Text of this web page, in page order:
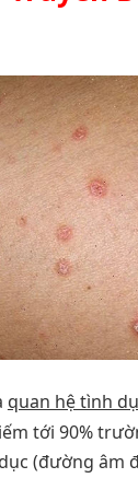
quan hệ tình
tới 90%
(đường âm